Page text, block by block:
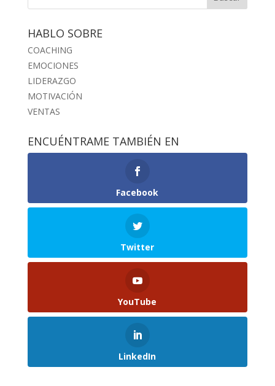
HABLO SOBRE
COACHING
EMOCIONES
LIDERAZGO
MOTIVACIÓN
VENTAS
ENCUÉNTRAME TAMBIÉN EN
Facebook
Twitter
YouTube
LinkedIn